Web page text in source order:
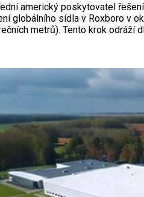
americký poskytovatel
globálního sídla v Roxboro v
metrů). Tento krok